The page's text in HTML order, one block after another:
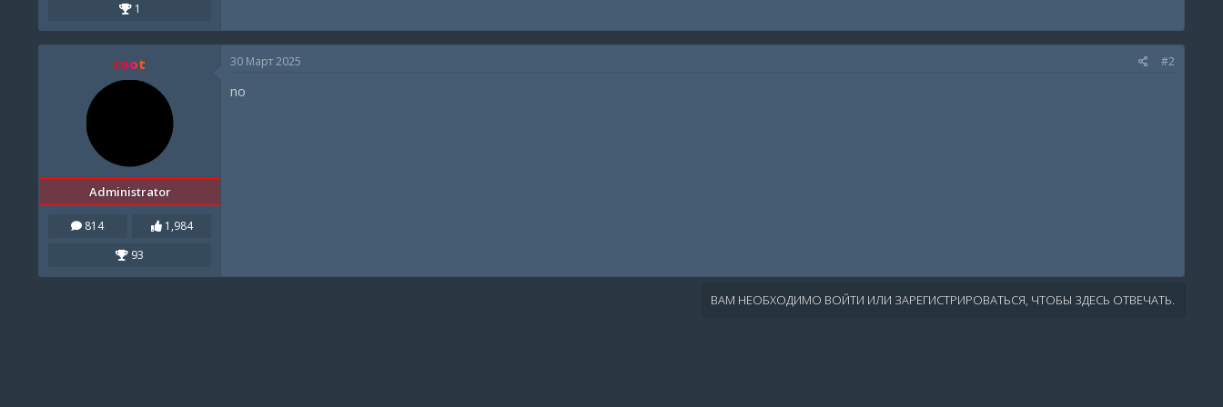
1
root
Administrator
814
1,984
93
30 Март 2025 #2
no
ВАМ НЕОБХОДИМО ВОЙТИ ИЛИ ЗАРЕГИСТРИРОВАТЬСЯ, ЧТОБЫ ЗДЕСЬ ОТВЕЧАТЬ.